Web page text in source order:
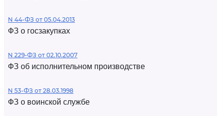
N 44-ФЗ от 05.04.2013
ФЗ о госзакупках
N 229-ФЗ от 02.10.2007
ФЗ об исполнительном производстве
N 53-ФЗ от 28.03.1998
ФЗ о воинской службе